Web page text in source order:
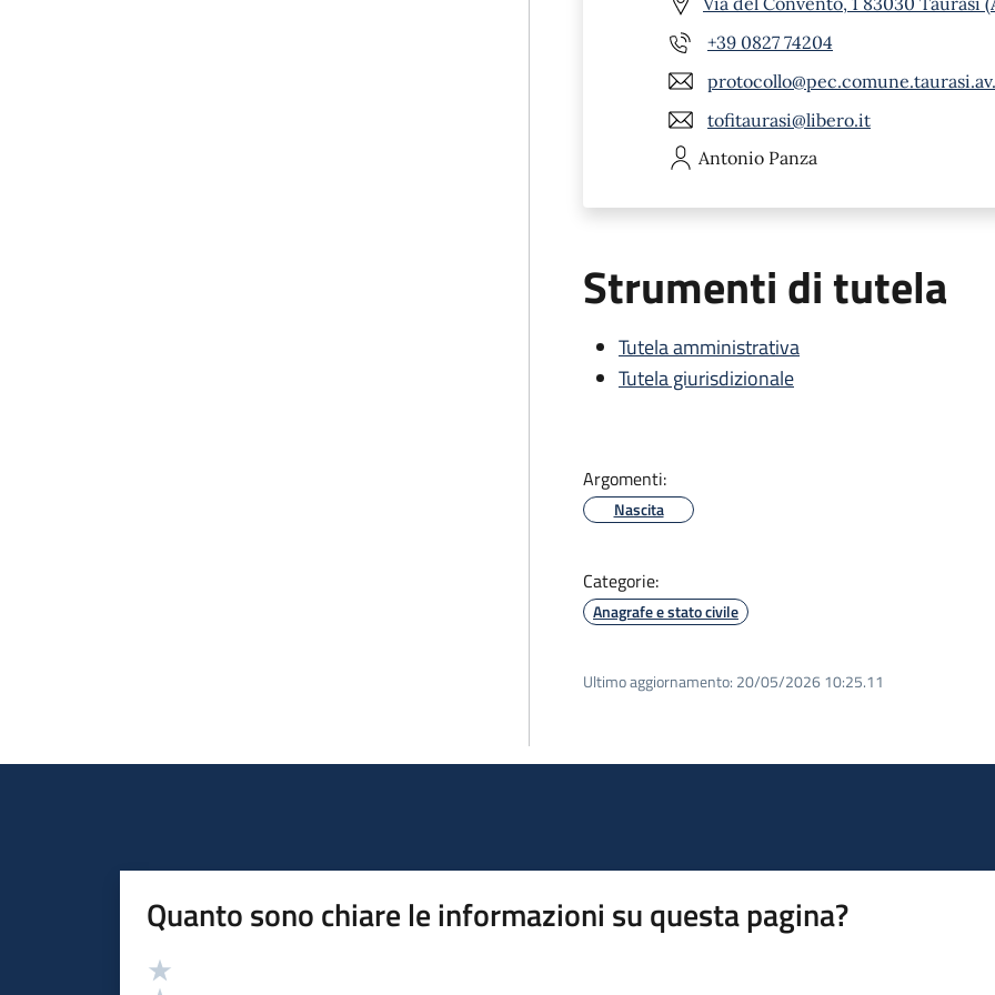
+39 0827 74204
tofitaurasi@libero.it
Antonio Panza
Strumenti di tutela
Tutela amministrativa
Tutela giurisdizionale
Argomenti:
Nascita
Categorie:
Anagrafe e stato civile
Ultimo aggiornamento: 20/05/2026 10:25.11
Quanto sono chiare le informazioni su questa pagina?
Valutazione